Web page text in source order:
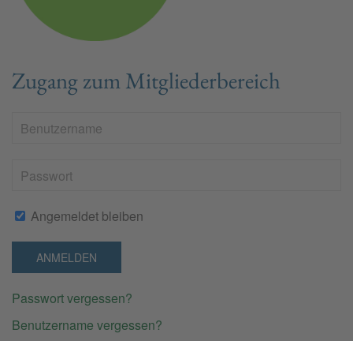
Zugang zum Mitgliederbereich
Angemeldet bleiben
ANMELDEN
Passwort vergessen?
Benutzername vergessen?